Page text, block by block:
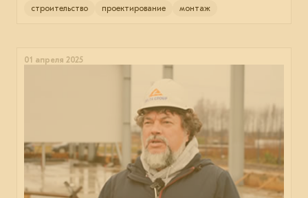
строительство проектирование монтаж
01 апреля 2025